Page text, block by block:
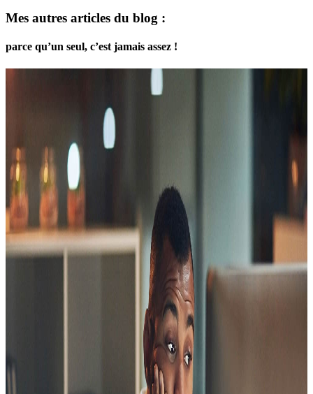
Mes autres articles du blog :
parce qu’un seul, c’est jamais assez !